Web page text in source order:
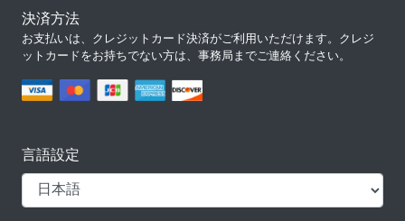
決済方法
お支払いは、クレジットカード決済がご利用いただけます。クレジ
ットカードをお持ちでない方は、事務局までご連絡ください。
言語設定